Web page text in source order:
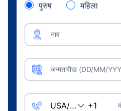
पुरुष महिला
नाव
जन्मतारीख (DD/MM/